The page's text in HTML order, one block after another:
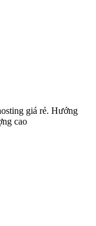
giá rẻ. Hướng
cao